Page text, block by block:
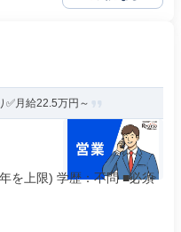
✅月給22.5万円～
を上限) 学歴：不問 ■必須